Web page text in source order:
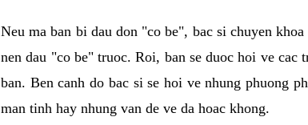
Neu ma ban bi dau don "co be", bac si chuyen
nen dau "co be" truoc. Roi, ban se duoc hoi ve
ban. Ben canh do bac si se hoi ve nhung phuong
man tinh hay nhung van de ve da hoac khong.